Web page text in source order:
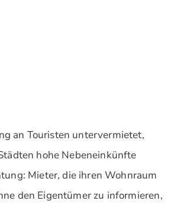
an Touristen untervermietet,
hohe Nebeneinkünfte
Mieter, die ihren Wohnraum
den Eigentümer zu informieren,